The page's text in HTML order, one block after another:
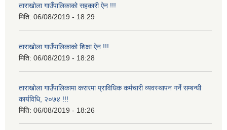
ताराखोला गाउँपालिकाको सहकारी ऐन !!!
मिति: 06/08/2019 - 18:29
ताराखोला गाउँपालिकाको शिक्षा ऐन !!!
मिति: 06/08/2019 - 18:28
ताराखोला गाउँपालिकामा करारमा प्राविधिक कर्मचारी व्यवस्थापन गर्ने सम्बन्धी
कार्यविधि, २०७४ !!!
मिति: 06/08/2019 - 18:26